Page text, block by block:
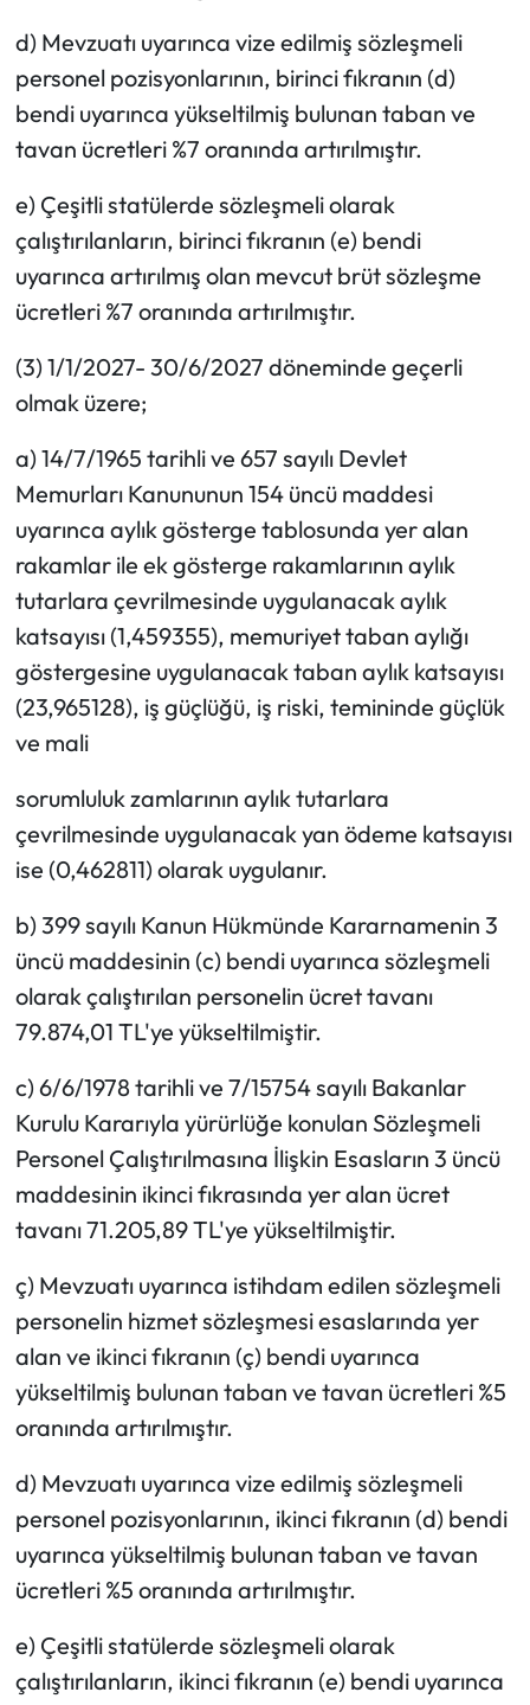
d) Mevzuatı uyarınca vize edilmiş sözleşmeli
personel pozisyonlarının, birinci fıkranın (d)
bendi uyarınca yükseltilmiş bulunan taban ve
tavan ücretleri %7 oranında artırılmıştır.
e) Çeşitli statülerde sözleşmeli olarak
çalıştırılanların, birinci fıkranın (e) bendi
uyarınca artırılmış olan mevcut brüt sözleşme
ücretleri %7 oranında artırılmıştır.
(3) 1/1/2027- 30/6/2027 döneminde geçerli
olmak üzere;
a) 14/7/1965 tarihli ve 657 sayılı Devlet
Memurları Kanununun 154 üncü maddesi
uyarınca aylık gösterge tablosunda yer alan
rakamlar ile ek gösterge rakamlarının aylık
tutarlara çevrilmesinde uygulanacak aylık
katsayısı (1,459355), memuriyet taban aylığı
göstergesine uygulanacak taban aylık katsayısı
(23,965128), iş güçlüğü, iş riski, temininde güçlük
ve mali
sorumluluk zamlarının aylık tutarlara
çevrilmesinde uygulanacak yan ödeme katsayısı
ise (0,462811) olarak uygulanır.
b) 399 sayılı Kanun Hükmünde Kararnamenin 3
üncü maddesinin (c) bendi uyarınca sözleşmeli
olarak çalıştırılan personelin ücret tavanı
79.874,01 TL'ye yükseltilmiştir.
c) 6/6/1978 tarihli ve 7/15754 sayılı Bakanlar
Kurulu Kararıyla yürürlüğe konulan Sözleşmeli
Personel Çalıştırılmasına İlişkin Esasların 3 üncü
maddesinin ikinci fıkrasında yer alan ücret
tavanı 71.205,89 TL'ye yükseltilmiştir.
ç) Mevzuatı uyarınca istihdam edilen sözleşmeli
personelin hizmet sözleşmesi esaslarında yer
alan ve ikinci fıkranın (ç) bendi uyarınca
yükseltilmiş bulunan taban ve tavan ücretleri %5
oranında artırılmıştır.
d) Mevzuatı uyarınca vize edilmiş sözleşmeli
personel pozisyonlarının, ikinci fıkranın (d) bendi
uyarınca yükseltilmiş bulunan taban ve tavan
ücretleri %5 oranında artırılmıştır.
e) Çeşitli statülerde sözleşmeli olarak
çalıştırılanların, ikinci fıkranın (e) bendi uyarınca